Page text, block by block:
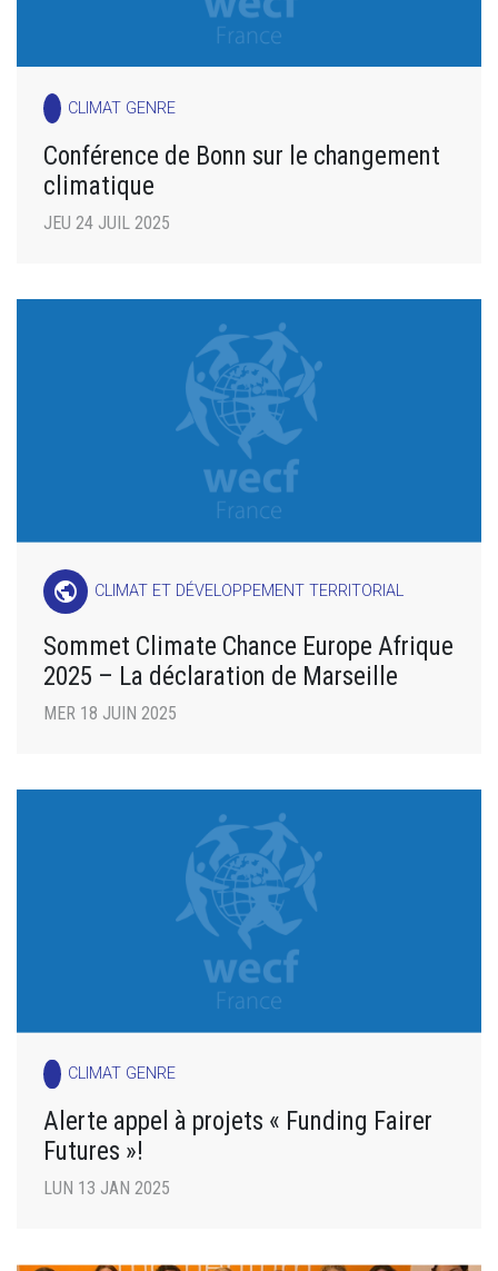
CLIMAT GENRE
Conférence de Bonn sur le changement
climatique
JEU 24 JUIL 2025
public CLIMAT ET DÉVELOPPEMENT TERRITORIAL
Sommet Climate Chance Europe Afrique
2025 – La déclaration de Marseille
MER 18 JUIN 2025
CLIMAT GENRE
Alerte appel à projets « Funding Fairer
Futures »!
LUN 13 JAN 2025